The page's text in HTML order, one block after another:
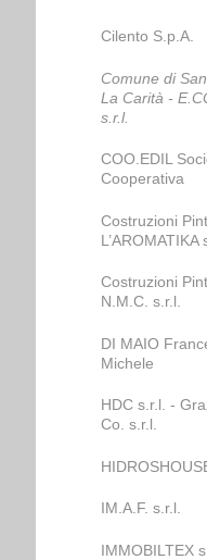
Cilento S.p.A.
Comune di
La Carità -
s.r.l.
COO.EDIL
Cooperativa
Costruzioni
L’AROMATIKA
Costruzioni
N.M.C. s.r.l.
DI MAIO
Michele
HDC s.r.l. -
Co. s.r.l.
IM.A.F. s.r.l.
IMMOBILTEX